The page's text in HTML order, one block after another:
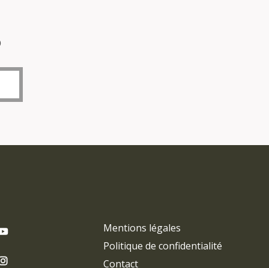
Mentions légales
Politique de confidentialité
Contact